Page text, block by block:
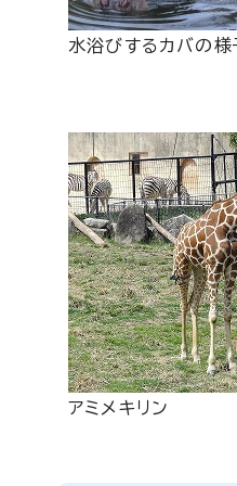
水浴びするカバの
アミメキリン